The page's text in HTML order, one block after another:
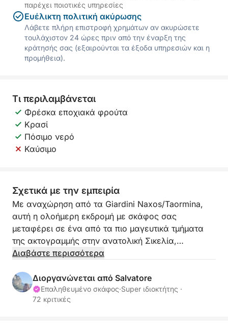
παρέχει ποιοτικές υπηρεσίες
Ευέλικτη πολιτική ακύρωσης
Λάβετε πλήρη επιστροφή χρημάτων αν ακυρώσετε
τουλάχιστον 24 ώρες πριν από την έναρξη της
κράτησής σας (εξαιρούνται τα έξοδα υπηρεσιών και η
προμήθεια).
Τι περιλαμβάνεται
Φρέσκα εποχιακά φρούτα
Κρασί
Πόσιμο νερό
Καύσιμο
Σχετικά με την εμπειρία
Με αναχώρηση από τα Giardini Naxos/Taormina,
αυτή η ολοήμερη εκδρομή με σκάφος σας
μεταφέρει σε ένα από τα πιο μαγευτικά τμήματα
της ακτογραμμής στην ανατολική Σικελία,
περνώντας από εμβληματικούς κόλπους, κομψή
έχει σχεδιαστεί για όσους θέλουν να περάσουν μια
ολόκληρη μέρα απολαμβάνοντας τη θάλασσα, τη
χαλάρωση και την αξέχαστη θέα.
Διαβάστε περισσότερα
Διοργανώνεται από Salvatore
Επαληθευμένο σκάφος·Super ιδιοκτήτης ·
72 κριτικές